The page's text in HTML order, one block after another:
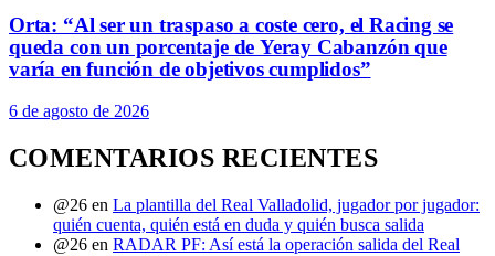
Orta: “Al ser un traspaso a coste cero, el Racing se
queda con un porcentaje de Yeray Cabanzón que
varía en función de objetivos cumplidos”
6 de agosto de 2026
COMENTARIOS RECIENTES
@26 en La plantilla del Real Valladolid, jugador por jugador:
quién cuenta, quién está en duda y quién busca salida
@26 en RADAR PF: Así está la operación salida del Real